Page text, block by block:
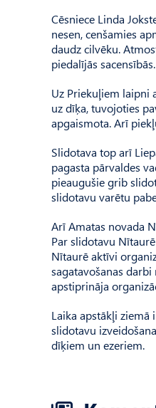
Cēsniece Linda
nesen, cenšamies
daudz cilvēku.
piedalījās
Uz Priekuļiem laipni
uz dīķa, tuvojoties
apgaismota. Arī
Slidotava top arī
pagasta pārvaldes
pieaugušie grib
slidotavu varētu
Arī Amatas novada
Par slidotavu
Nītaurē aktīvi
sagatavošanas
apstiprināja
Laika apstākļi
slidotavu
dīķiem un ezeriem.